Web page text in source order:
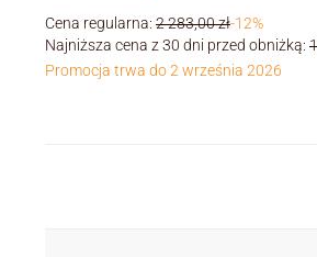
Cena regularna: 2 283,00 zł-12%
Najniższa cena z 30 dni przed obniżką:
Promocja trwa do 2 września 2026